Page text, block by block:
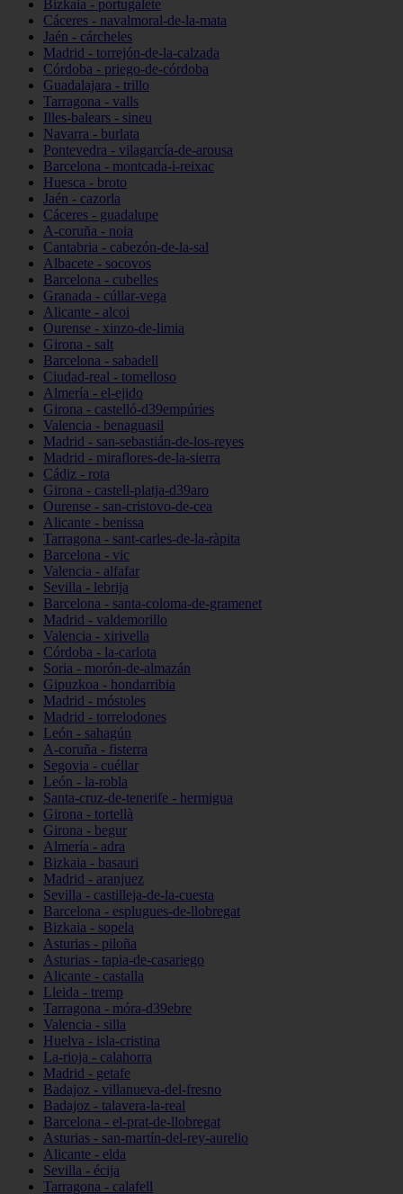
Bizkaia - portugalete
Cáceres - navalmoral-de-la-mata
Jaén - cárcheles
Madrid - torrejón-de-la-calzada
Córdoba - priego-de-córdoba
Guadalajara - trillo
Tarragona - valls
Illes-balears - sineu
Navarra - burlata
Pontevedra - vilagarcía-de-arousa
Barcelona - montcada-i-reixac
Huesca - broto
Jaén - cazorla
Cáceres - guadalupe
A-coruña - noia
Cantabria - cabezón-de-la-sal
Albacete - socovos
Barcelona - cubelles
Granada - cúllar-vega
Alicante - alcoi
Ourense - xinzo-de-limia
Girona - salt
Barcelona - sabadell
Ciudad-real - tomelloso
Almería - el-ejido
Girona - castelló-d39empúries
Valencia - benaguasil
Madrid - san-sebastián-de-los-reyes
Madrid - miraflores-de-la-sierra
Cádiz - rota
Girona - castell-platja-d39aro
Ourense - san-cristovo-de-cea
Alicante - benissa
Tarragona - sant-carles-de-la-ràpita
Barcelona - vic
Valencia - alfafar
Sevilla - lebrija
Barcelona - santa-coloma-de-gramenet
Madrid - valdemorillo
Valencia - xirivella
Córdoba - la-carlota
Soria - morón-de-almazán
Gipuzkoa - hondarribia
Madrid - móstoles
Madrid - torrelodones
León - sahagún
A-coruña - fisterra
Segovia - cuéllar
León - la-robla
Santa-cruz-de-tenerife - hermigua
Girona - tortellà
Girona - begur
Almería - adra
Bizkaia - basauri
Madrid - aranjuez
Sevilla - castilleja-de-la-cuesta
Barcelona - esplugues-de-llobregat
Bizkaia - sopela
Asturias - piloña
Asturias - tapia-de-casariego
Alicante - castalla
Lleida - tremp
Tarragona - móra-d39ebre
Valencia - silla
Huelva - isla-cristina
La-rioja - calahorra
Madrid - getafe
Badajoz - villanueva-del-fresno
Badajoz - talavera-la-real
Barcelona - el-prat-de-llobregat
Asturias - san-martín-del-rey-aurelio
Alicante - elda
Sevilla - écija
Tarragona - calafell